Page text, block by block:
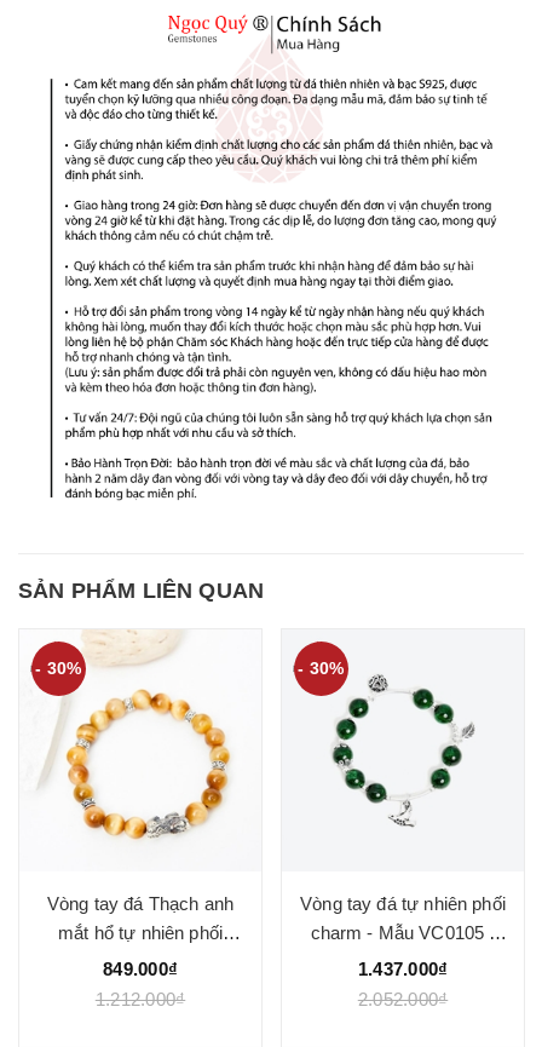
SẢN PHẨM LIÊN QUAN
- 30%
Vòng tay đá Thạch anh
mắt hổ tự nhiên phối
charm - Mẫu VC1025 -
Ngọc Quý
849.000₫
1.212.000₫
- 30%
Vòng tay đá tự nhiên phối
charm - Mẫu VC0105 -
Ngọc Quý
1.437.000₫
2.052.000₫